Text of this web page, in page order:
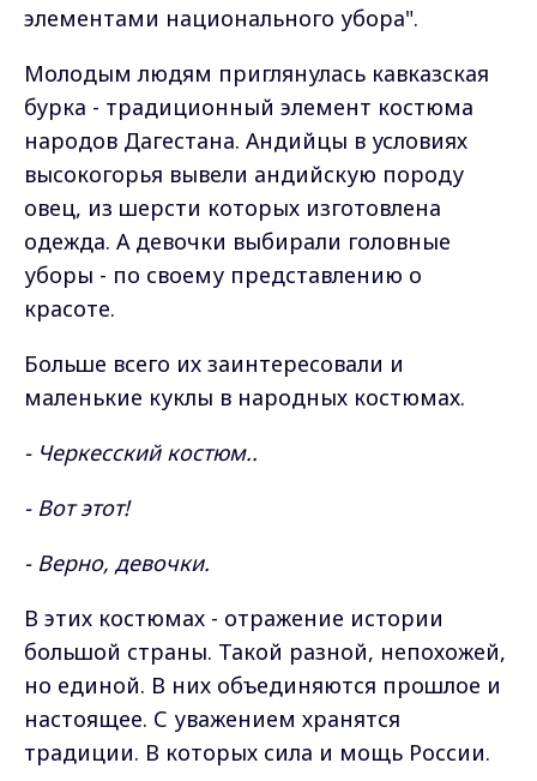
элементами национального убора".
Молодым людям приглянулась кавказская
бурка - традиционный элемент костюма
народов Дагестана. Андийцы в условиях
высокогорья вывели андийскую породу
овец, из шерсти которых изготовлена
одежда. А девочки выбирали головные
уборы - по своему представлению о
красоте.
Больше всего их заинтересовали и
маленькие куклы в народных костюмах.
- Черкесский костюм..
- Вот этот!
- Верно, девочки.
В этих костюмах - отражение истории
большой страны. Такой разной, непохожей,
но единой. В них объединяются прошлое и
настоящее. С уважением хранятся
традиции. В которых сила и мощь России.